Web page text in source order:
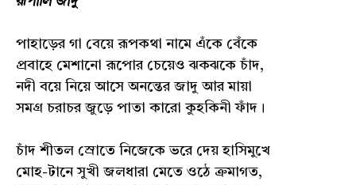
পাহাড়ের গা বেয়ে রূপকথা নামে এঁকে বেঁকে
প্রবাহে মেশানো রূপোর চেয়েও ঝকঝকে চাঁদ,
নদী বয়ে নিয়ে আসে অনন্তের জাদু আর মায়া
সমগ্র চরাচর জুড়ে পাতা কারো কুহকিনী ফাঁদ।
চাঁদ শীতল স্রোতে নিজেকে ভরে দেয় হাসিমুখে
মোহ-টানে সুখী জলধারা মেতে ওঠে ক্রমাগত,